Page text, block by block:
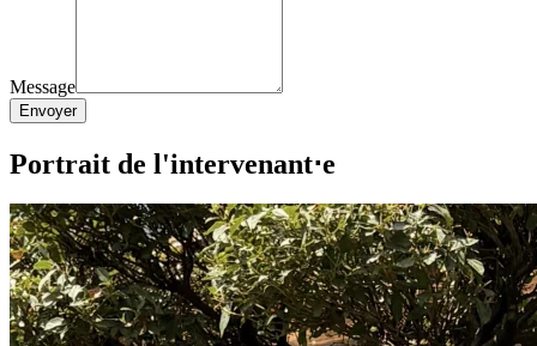
Message
Envoyer
Portrait de l'intervenant⋅e